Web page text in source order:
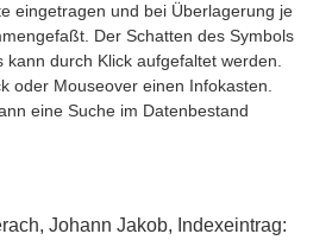
eingetragen und bei Überlagerung je
Der Schatten des Symbols
durch Klick aufgefaltet werden.
oder Mouseover einen Infokasten.
eine Suche im Datenbestand
Johann Jakob, Indexeintrag: